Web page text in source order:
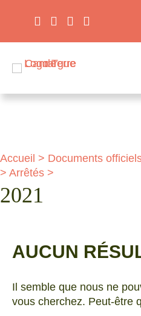
Accueil > Documents
> Arrêtés >
2021
AUCUN
Il semble que nous ne
vous cherchez. Peut-être